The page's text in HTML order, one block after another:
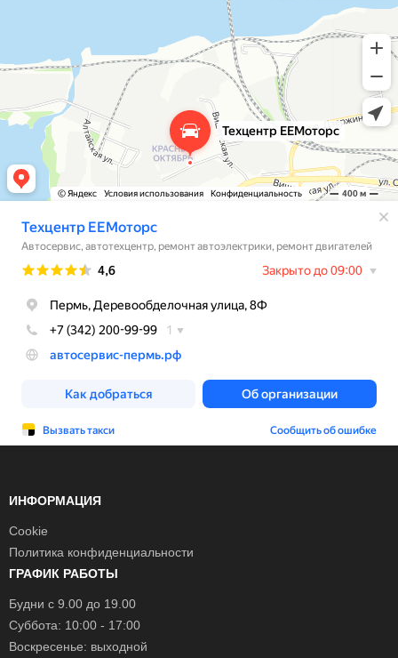
ИНФОРМАЦИЯ
Cookie
Политика конфиденциальности
ГРАФИК РАБОТЫ
Будни с 9.00 до 19.00
Суббота: 10:00 - 17:00
Воскресенье: выходной